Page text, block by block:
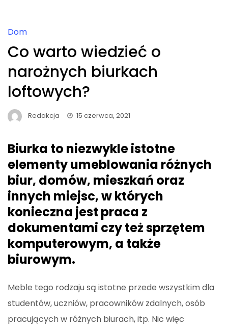
Dom
Co warto wiedzieć o
narożnych biurkach
loftowych?
Redakcja 15 czerwca, 2021
Biurka to niezwykle istotne
elementy umeblowania różnych
biur, domów, mieszkań oraz
innych miejsc, w których
konieczna jest praca z
dokumentami czy też sprzętem
komputerowym, a także
biurowym.
Meble tego rodzaju są istotne przede wszystkim dla
studentów, uczniów, pracowników zdalnych, osób
pracujących w różnych biurach, itp. Nic więc